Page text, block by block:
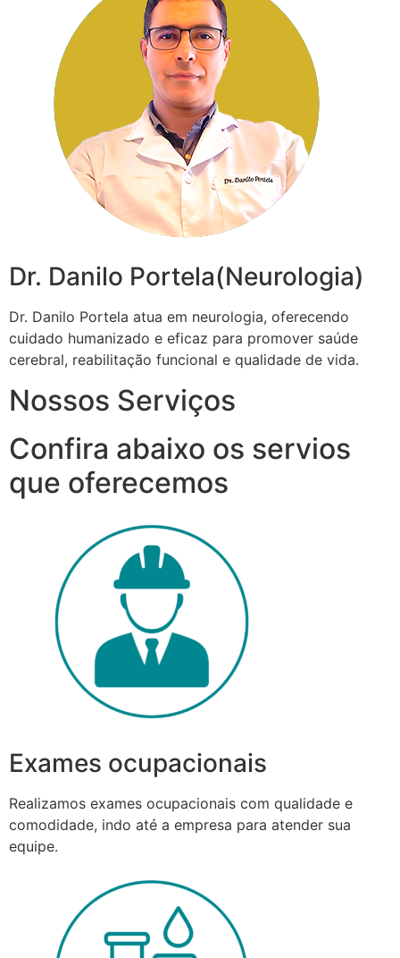
Dr. Danilo Portela(Neurologia)
Dr. Danilo Portela atua em neurologia, oferecendo
cuidado humanizado e eficaz para promover saúde
cerebral, reabilitação funcional e qualidade de vida.
Nossos Serviços
Confira abaixo os servios
que oferecemos
Exames ocupacionais
Realizamos exames ocupacionais com qualidade e
comodidade, indo até a empresa para atender sua
equipe.